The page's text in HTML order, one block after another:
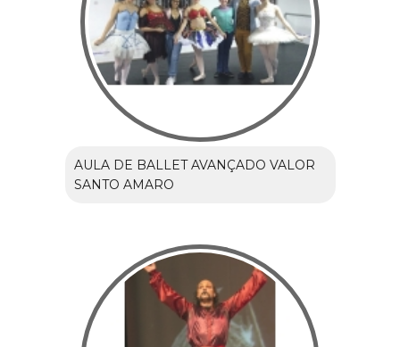
AULA DE BALLET AVANÇADO VALOR
SANTO AMARO